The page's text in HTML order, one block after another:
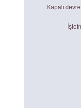
Kapalı